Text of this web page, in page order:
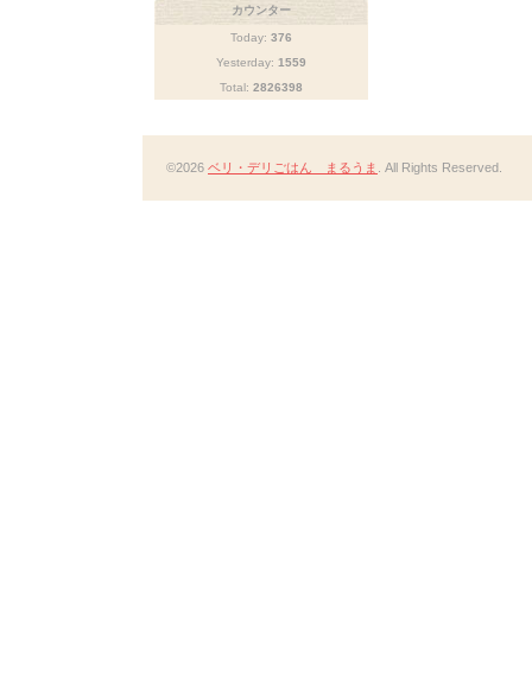
カウンター
Today: 376
Yesterday: 1559
Total: 2826398
©2026 ベリ・デリごはん まるうま . All Rights Reserved.